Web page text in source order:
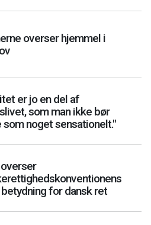
overser hjemmel i
er jo en del af
som man ikke bør
som noget sensationelt."
for dansk ret